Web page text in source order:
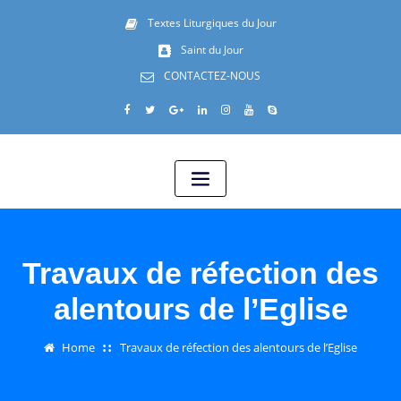
Textes Liturgiques du Jour
Saint du Jour
CONTACTEZ-NOUS
Travaux de réfection des
alentours de l’Eglise
Home Travaux de réfection des alentours de l’Eglise